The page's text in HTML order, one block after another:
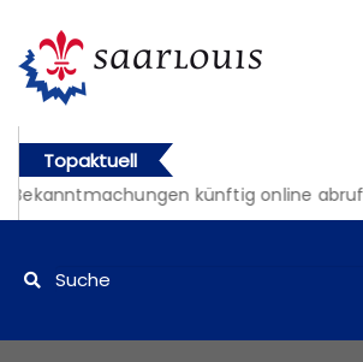
Topaktuell
künftig online abrufbar